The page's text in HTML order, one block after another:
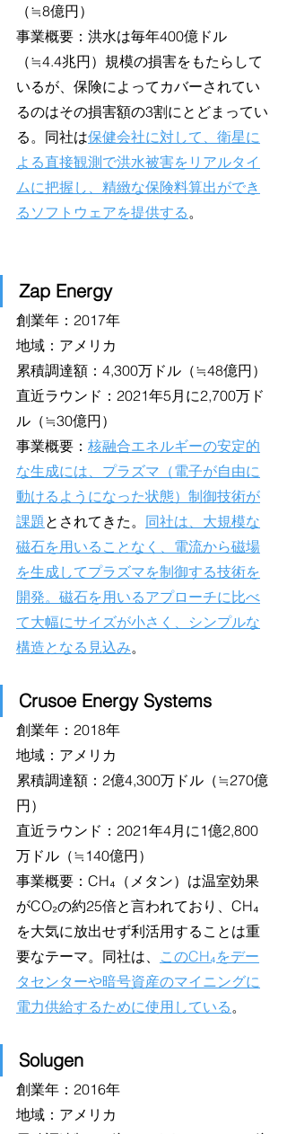
（≒8億円）
事業概要：洪水は毎年400億ドル
（≒4.4兆円）規模の損害をもたらして
いるが、保険によってカバーされてい
るのはその損害額の3割にとどまってい
る。同社は保健会社に対して、衛星に
よる直接観測で洪水被害をリアルタイ
ムに把握し 、精緻な保険料算出ができ
るソフトウェアを提供する。
Zap Energy
創業年：2017年
地域：アメリカ
累積調達額：4,300万ドル（≒48億円）
直近ラウンド：2021年5月に2,700万ド
ル（≒30億円）
事業概要： 核融合エネルギーの安定的
な生成には、プラズマ（電子が自由に
動けるようになった状態）制御技術が
課題とされてきた。 同社は、大規模な
磁石を用いることなく、電流から磁場
を生成してプラズマを制御する技術を
開発。磁石を用いるアプローチに比べ
て大幅にサイズが小さく、シンプルな
構造となる見込み。
Crusoe Energy Systems
創業年：2018年
地域：アメリカ
累積調達額：2億4,300万ドル（≒270億
円）
直近ラウンド：2021年4月に1億2,800
万ドル（≒140億円）
事業概要：CH₄（メタン）は温室効果
がCO₂の約25倍と言われており、CH₄
を大気に放出せず利活用することは重
要なテーマ。同社は、 このCH₄をデー
タセンターや暗号資産のマイニングに
電力供給するために使用している。
Solugen
創業年：2016年
地域：アメリカ